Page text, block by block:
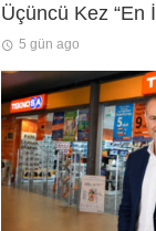
Üçüncü Kez “En
5 gün ago